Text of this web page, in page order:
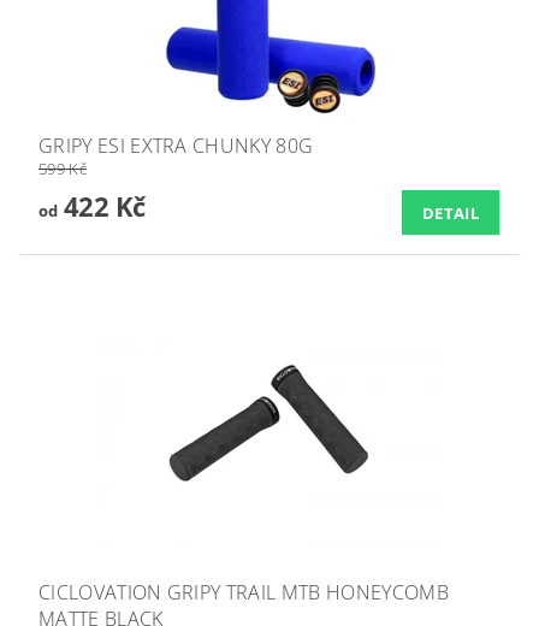
GRIPY ESI EXTRA CHUNKY 80G
599 Kč
od422 Kč DETAIL
CICLOVATION GRIPY TRAIL MTB HONEYCOMB
MATTE BLACK